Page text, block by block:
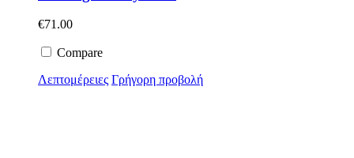
€71.00
Compare
Λεπτομέρειες Γρήγορη προβολή